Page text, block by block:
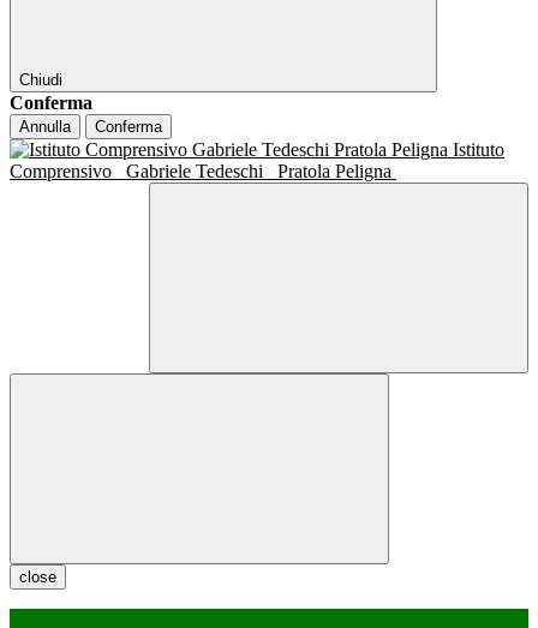
Chiudi
Conferma
Annulla Conferma
Istituto
Comprensivo
Gabriele Tedeschi Pratola Peligna
close